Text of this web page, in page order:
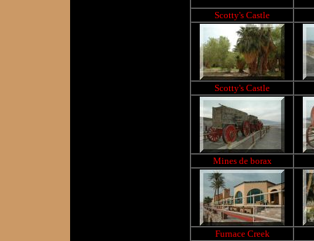
Scotty's Castle
Scotty's Castle
Mines de borax
Furnace Creek